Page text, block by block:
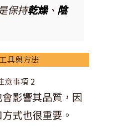
保持乾燥、 陰
具與方法
影響其品質，因
式也很重要。